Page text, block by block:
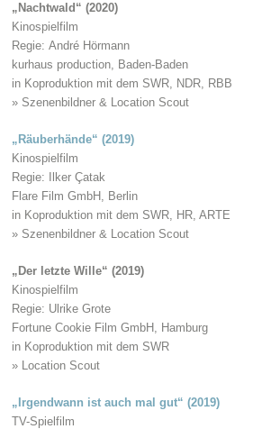
„Nachtwald“ (2020)
Kinospielfilm
Regie: André Hörmann
kurhaus production, Baden-Baden
in Koproduktion mit dem SWR, NDR, RBB
» Szenenbildner & Location Scout
„Räuberhände“ (2019)
Kinospielfilm
Regie: Ilker Çatak
Flare Film GmbH, Berlin
in Koproduktion mit dem SWR, HR, ARTE
» Szenenbildner & Location Scout
„Der letzte Wille“ (2019)
Kinospielfilm
Regie: Ulrike Grote
Fortune Cookie Film GmbH, Hamburg
in Koproduktion mit dem SWR
» Location Scout
„Irgendwann ist auch mal gut“ (2019)
TV-Spielfilm